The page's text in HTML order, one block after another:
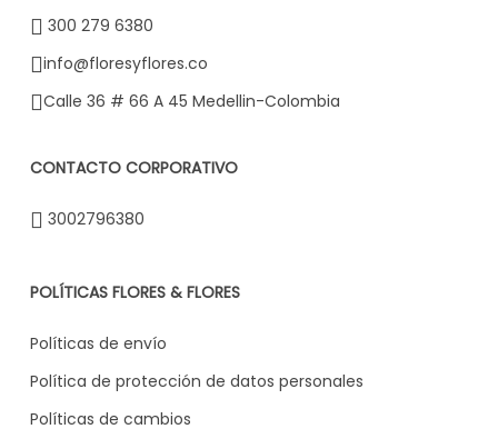
300 279 6380
info@floresyflores.co
Calle 36 # 66 A 45 Medellin-Colombia
CONTACTO CORPORATIVO
3002796380
POLÍTICAS FLORES & FLORES
Políticas de envío
Política de protección de datos personales
Políticas de cambios